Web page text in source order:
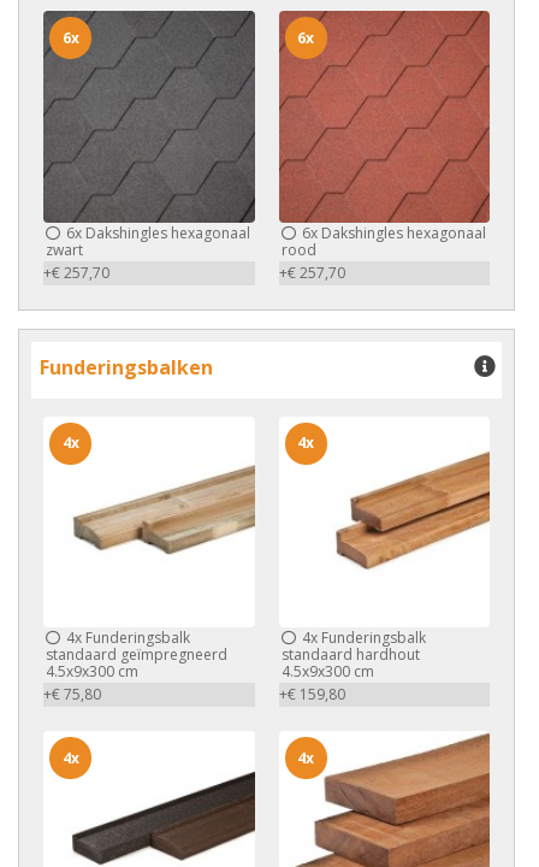
6x Dakshingles hexagonaal
zwart
+€ 257,70
6x
6xDakshingles hexagonaal
rood
+€ 257,70
6x
Funderingsbalken
4x Funderingsbalk
standaard geïmpregneerd
4.5x9x300 cm
+€ 75,80
4x
4xFunderingsbalk
standaard hardhout
4.5x9x300 cm
+€ 159,80
4x
4x 4x